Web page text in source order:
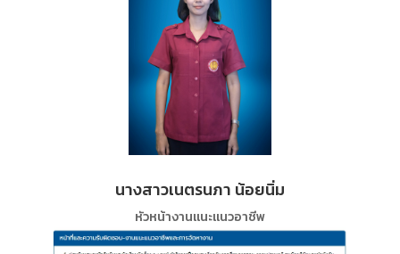
นางสาวเนตรนภา น้อยนิ่ม
หัวหน้างานแนะแนวอาชีพ